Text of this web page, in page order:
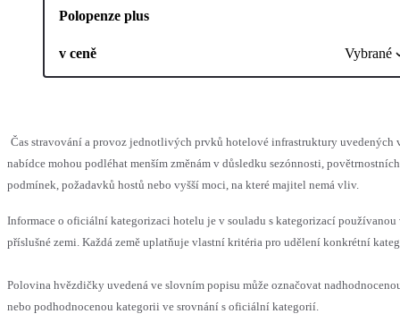
Polopenze plus
v ceně Vybrané
Čas stravování a provoz jednotlivých prvků hotelové infrastruktury uvedených
nabídce mohou podléhat menším změnám v důsledku sezónnosti, povětrnostních
podmínek, požadavků hostů nebo vyšší moci, na které majitel nemá vliv.
Informace o oficiální kategorizaci hotelu je v souladu s kategorizací používanou
příslušné zemi. Každá země uplatňuje vlastní kritéria pro udělení konkrétní
Polovina hvězdičky uvedená ve slovním popisu může označovat
nebo podhodnocenou kategorii ve srovnání s oficiální kategorií.